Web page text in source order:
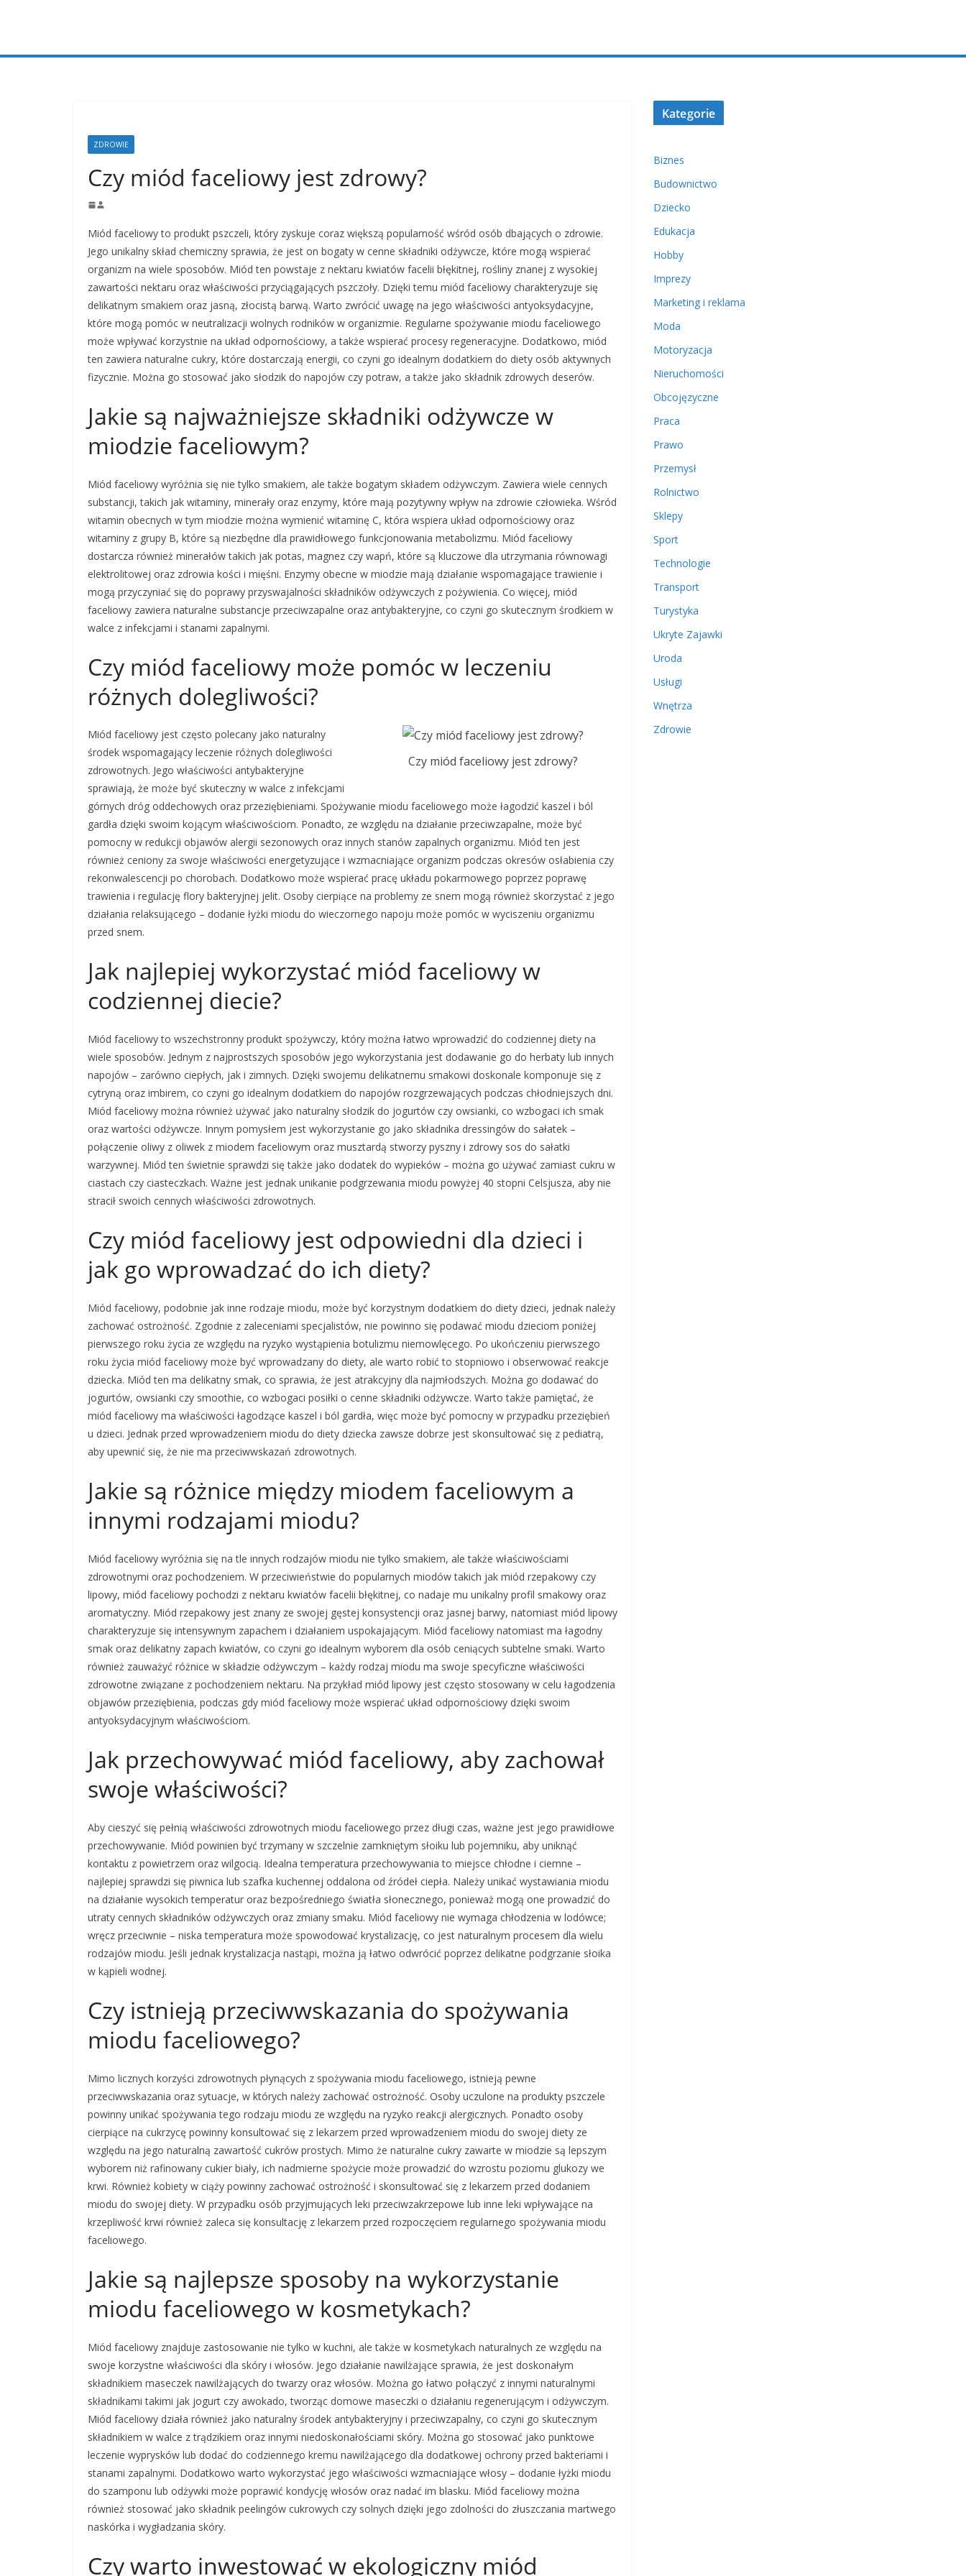
ZDROWIE
Czy miód faceliowy jest zdrowy?
Miód faceliowy to produkt pszczeli, który zyskuje coraz większą popularność wśród osób dbających o zdrowie.
Jego unikalny skład chemiczny sprawia, że jest on bogaty w cenne składniki odżywcze, które mogą wspierać
organizm na wiele sposobów. Miód ten powstaje z nektaru kwiatów facelii błękitnej, rośliny znanej z wysokiej
zawartości nektaru oraz właściwości przyciągających pszczoły. Dzięki temu miód faceliowy charakteryzuje się
delikatnym smakiem oraz jasną, złocistą barwą. Warto zwrócić uwagę na jego właściwości antyoksydacyjne,
które mogą pomóc w neutralizacji wolnych rodników w organizmie. Regularne spożywanie miodu faceliowego
może wpływać korzystnie na układ odpornościowy, a także wspierać procesy regeneracyjne. Dodatkowo, miód
ten zawiera naturalne cukry, które dostarczają energii, co czyni go idealnym dodatkiem do diety osób aktywnych
fizycznie. Można go stosować jako słodzik do napojów czy potraw, a także jako składnik zdrowych deserów.
Jakie są najważniejsze składniki odżywcze w
miodzie faceliowym?
Miód faceliowy wyróżnia się nie tylko smakiem, ale także bogatym składem odżywczym. Zawiera wiele cennych
substancji, takich jak witaminy, minerały oraz enzymy, które mają pozytywny wpływ na zdrowie człowieka. Wśród
witamin obecnych w tym miodzie można wymienić witaminę C, która wspiera układ odpornościowy oraz
witaminy z grupy B, które są niezbędne dla prawidłowego funkcjonowania metabolizmu. Miód faceliowy
dostarcza również minerałów takich jak potas, magnez czy wapń, które są kluczowe dla utrzymania równowagi
elektrolitowej oraz zdrowia kości i mięśni. Enzymy obecne w miodzie mają działanie wspomagające trawienie i
mogą przyczyniać się do poprawy przyswajalności składników odżywczych z pożywienia. Co więcej, miód
faceliowy zawiera naturalne substancje przeciwzapalne oraz antybakteryjne, co czyni go skutecznym środkiem w
walce z infekcjami i stanami zapalnymi.
Czy miód faceliowy może pomóc w leczeniu
różnych dolegliwości?
Czy miód faceliowy jest zdrowy?
Miód faceliowy jest często polecany jako naturalny
środek wspomagający leczenie różnych dolegliwości
zdrowotnych. Jego właściwości antybakteryjne
sprawiają, że może być skuteczny w walce z infekcjami
górnych dróg oddechowych oraz przeziębieniami. Spożywanie miodu faceliowego może łagodzić kaszel i ból
gardła dzięki swoim kojącym właściwościom. Ponadto, ze względu na działanie przeciwzapalne, może być
pomocny w redukcji objawów alergii sezonowych oraz innych stanów zapalnych organizmu. Miód ten jest
również ceniony za swoje właściwości energetyzujące i wzmacniające organizm podczas okresów osłabienia czy
rekonwalescencji po chorobach. Dodatkowo może wspierać pracę układu pokarmowego poprzez poprawę
trawienia i regulację flory bakteryjnej jelit. Osoby cierpiące na problemy ze snem mogą również skorzystać z jego
działania relaksującego – dodanie łyżki miodu do wieczornego napoju może pomóc w wyciszeniu organizmu
przed snem.
Jak najlepiej wykorzystać miód faceliowy w
codziennej diecie?
Miód faceliowy to wszechstronny produkt spożywczy, który można łatwo wprowadzić do codziennej diety na
wiele sposobów. Jednym z najprostszych sposobów jego wykorzystania jest dodawanie go do herbaty lub innych
napojów – zarówno ciepłych, jak i zimnych. Dzięki swojemu delikatnemu smakowi doskonale komponuje się z
cytryną oraz imbirem, co czyni go idealnym dodatkiem do napojów rozgrzewających podczas chłodniejszych dni.
Miód faceliowy można również używać jako naturalny słodzik do jogurtów czy owsianki, co wzbogaci ich smak
oraz wartości odżywcze. Innym pomysłem jest wykorzystanie go jako składnika dressingów do sałatek –
połączenie oliwy z oliwek z miodem faceliowym oraz musztardą stworzy pyszny i zdrowy sos do sałatki
warzywnej. Miód ten świetnie sprawdzi się także jako dodatek do wypieków – można go używać zamiast cukru w
ciastach czy ciasteczkach. Ważne jest jednak unikanie podgrzewania miodu powyżej 40 stopni Celsjusza, aby nie
stracił swoich cennych właściwości zdrowotnych.
Czy miód faceliowy jest odpowiedni dla dzieci i
jak go wprowadzać do ich diety?
Miód faceliowy, podobnie jak inne rodzaje miodu, może być korzystnym dodatkiem do diety dzieci, jednak należy
zachować ostrożność. Zgodnie z zaleceniami specjalistów, nie powinno się podawać miodu dzieciom poniżej
pierwszego roku życia ze względu na ryzyko wystąpienia botulizmu niemowlęcego. Po ukończeniu pierwszego
roku życia miód faceliowy może być wprowadzany do diety, ale warto robić to stopniowo i obserwować reakcje
dziecka. Miód ten ma delikatny smak, co sprawia, że jest atrakcyjny dla najmłodszych. Można go dodawać do
jogurtów, owsianki czy smoothie, co wzbogaci posiłki o cenne składniki odżywcze. Warto także pamiętać, że
miód faceliowy ma właściwości łagodzące kaszel i ból gardła, więc może być pomocny w przypadku przeziębień
u dzieci. Jednak przed wprowadzeniem miodu do diety dziecka zawsze dobrze jest skonsultować się z pediatrą,
aby upewnić się, że nie ma przeciwwskazań zdrowotnych.
Jakie są różnice między miodem faceliowym a
innymi rodzajami miodu?
Miód faceliowy wyróżnia się na tle innych rodzajów miodu nie tylko smakiem, ale także właściwościami
zdrowotnymi oraz pochodzeniem. W przeciwieństwie do popularnych miodów takich jak miód rzepakowy czy
lipowy, miód faceliowy pochodzi z nektaru kwiatów facelii błękitnej, co nadaje mu unikalny profil smakowy oraz
aromatyczny. Miód rzepakowy jest znany ze swojej gęstej konsystencji oraz jasnej barwy, natomiast miód lipowy
charakteryzuje się intensywnym zapachem i działaniem uspokajającym. Miód faceliowy natomiast ma łagodny
smak oraz delikatny zapach kwiatów, co czyni go idealnym wyborem dla osób ceniących subtelne smaki. Warto
również zauważyć różnice w składzie odżywczym – każdy rodzaj miodu ma swoje specyficzne właściwości
zdrowotne związane z pochodzeniem nektaru. Na przykład miód lipowy jest często stosowany w celu łagodzenia
objawów przeziębienia, podczas gdy miód faceliowy może wspierać układ odpornościowy dzięki swoim
antyoksydacyjnym właściwościom.
Jak przechowywać miód faceliowy, aby zachował
swoje właściwości?
Aby cieszyć się pełnią właściwości zdrowotnych miodu faceliowego przez długi czas, ważne jest jego prawidłowe
przechowywanie. Miód powinien być trzymany w szczelnie zamkniętym słoiku lub pojemniku, aby uniknąć
kontaktu z powietrzem oraz wilgocią. Idealna temperatura przechowywania to miejsce chłodne i ciemne –
najlepiej sprawdzi się piwnica lub szafka kuchennej oddalona od źródeł ciepła. Należy unikać wystawiania miodu
na działanie wysokich temperatur oraz bezpośredniego światła słonecznego, ponieważ mogą one prowadzić do
utraty cennych składników odżywczych oraz zmiany smaku. Miód faceliowy nie wymaga chłodzenia w lodówce;
wręcz przeciwnie – niska temperatura może spowodować krystalizację, co jest naturalnym procesem dla wielu
rodzajów miodu. Jeśli jednak krystalizacja nastąpi, można ją łatwo odwrócić poprzez delikatne podgrzanie słoika
w kąpieli wodnej.
Czy istnieją przeciwwskazania do spożywania
miodu faceliowego?
Mimo licznych korzyści zdrowotnych płynących z spożywania miodu faceliowego, istnieją pewne
przeciwwskazania oraz sytuacje, w których należy zachować ostrożność. Osoby uczulone na produkty pszczele
powinny unikać spożywania tego rodzaju miodu ze względu na ryzyko reakcji alergicznych. Ponadto osoby
cierpiące na cukrzycę powinny konsultować się z lekarzem przed wprowadzeniem miodu do swojej diety ze
względu na jego naturalną zawartość cukrów prostych. Mimo że naturalne cukry zawarte w miodzie są lepszym
wyborem niż rafinowany cukier biały, ich nadmierne spożycie może prowadzić do wzrostu poziomu glukozy we
krwi. Również kobiety w ciąży powinny zachować ostrożność i skonsultować się z lekarzem przed dodaniem
miodu do swojej diety. W przypadku osób przyjmujących leki przeciwzakrzepowe lub inne leki wpływające na
krzepliwość krwi również zaleca się konsultację z lekarzem przed rozpoczęciem regularnego spożywania miodu
faceliowego.
Jakie są najlepsze sposoby na wykorzystanie
miodu faceliowego w kosmetykach?
Miód faceliowy znajduje zastosowanie nie tylko w kuchni, ale także w kosmetykach naturalnych ze względu na
swoje korzystne właściwości dla skóry i włosów. Jego działanie nawilżające sprawia, że jest doskonałym
składnikiem maseczek nawilżających do twarzy oraz włosów. Można go łatwo połączyć z innymi naturalnymi
składnikami takimi jak jogurt czy awokado, tworząc domowe maseczki o działaniu regenerującym i odżywczym.
Miód faceliowy działa również jako naturalny środek antybakteryjny i przeciwzapalny, co czyni go skutecznym
składnikiem w walce z trądzikiem oraz innymi niedoskonałościami skóry. Można go stosować jako punktowe
leczenie wyprysków lub dodać do codziennego kremu nawilżającego dla dodatkowej ochrony przed bakteriami i
stanami zapalnymi. Dodatkowo warto wykorzystać jego właściwości wzmacniające włosy – dodanie łyżki miodu
do szamponu lub odżywki może poprawić kondycję włosów oraz nadać im blasku. Miód faceliowy można
również stosować jako składnik peelingów cukrowych czy solnych dzięki jego zdolności do złuszczania martwego
naskórka i wygładzania skóry.
Czy warto inwestować w ekologiczny miód
Kategorie
Biznes
Budownictwo
Dziecko
Edukacja
Hobby
Imprezy
Marketing i reklama
Moda
Motoryzacja
Nieruchomości
Obcojęzyczne
Praca
Prawo
Przemysł
Rolnictwo
Sklepy
Sport
Technologie
Transport
Turystyka
Ukryte Zajawki
Uroda
Usługi
Wnętrza
Zdrowie